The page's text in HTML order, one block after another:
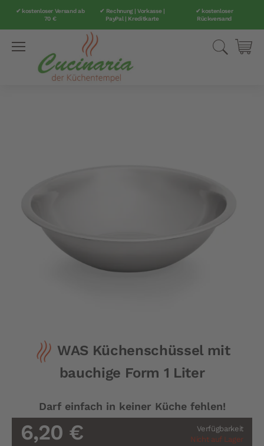
✔ kostenloser Versand ab
70 €
✔ Rechnung | Vorkasse |
PayPal | Kreditkarte
✔ kostenloser
Rückversand
Suche
WAS Küchenschüssel mit
bauchige Form 1 Liter
Darf einfach in keiner Küche fehlen!
Verfügbarkeit
Nicht auf Lager
6,20 €